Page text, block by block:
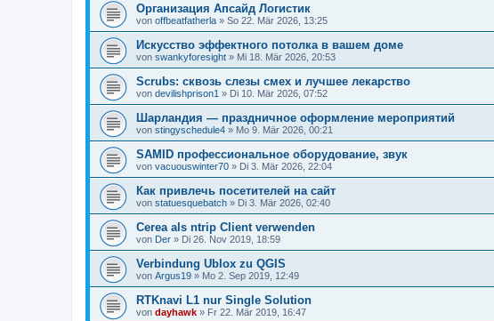
Организация Апсайд Логистик
von offbeatfatherla » So 22. Mär 2026, 13:25
Искусство эффектного потолка в вашем доме
von swankyforesight » Mi 18. Mär 2026, 20:53
Scrubs: сквозь слезы смех и лучшее лекарство
von devilishprison1 » Di 10. Mär 2026, 07:52
Шарландия — праздничное оформление мероприятий
von stingyschedule4 » Mo 9. Mär 2026, 00:21
SAMID профессиональное оборудование, звук
von vacuouswinter70 » Di 3. Mär 2026, 22:04
Как привлечь посетителей на сайт
von statuesquebatch » Di 3. Mär 2026, 02:40
Cerea als ntrip Client verwenden
von Der » Di 26. Nov 2019, 18:59
Verbindung Ublox zu QGIS
von Argus19 » Mo 2. Sep 2019, 12:49
RTKnavi L1 nur Single Solution
von dayhawk » Fr 22. Mär 2019, 16:47